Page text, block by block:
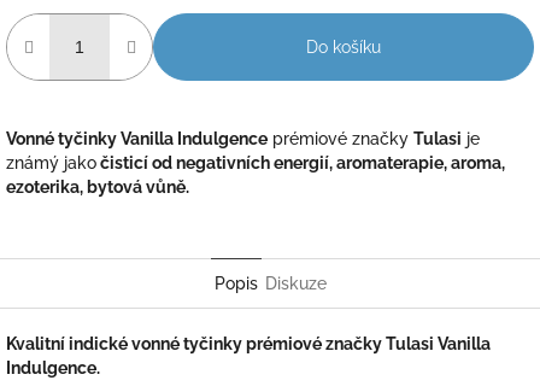
Do košíku
Vonné tyčinky Vanilla Indulgence prémiové značky Tulasi je
známý jakočisticí od negativních energií, aromaterapie, aroma,
ezoterika, bytová vůně.
Popis Diskuze
Kvalitní indické vonné tyčinky prémiové značky Tulasi Vanilla
Indulgence.